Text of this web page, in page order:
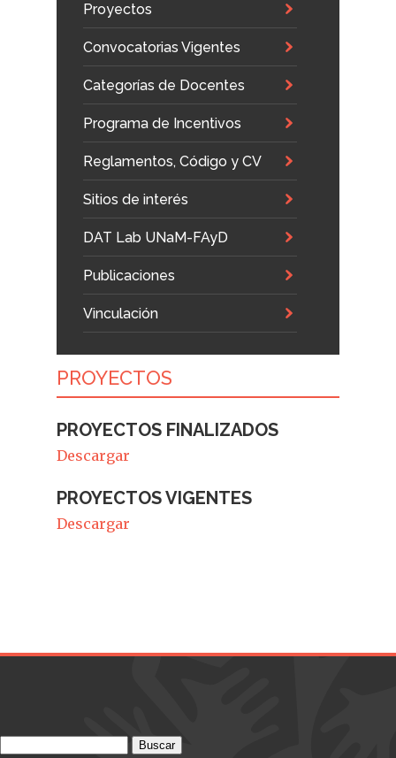
Proyectos
Convocatorias Vigentes
Categorías de Docentes
Programa de Incentivos
Reglamentos, Código y CV
Sitios de interés
DAT Lab UNaM-FAyD
Publicaciones
Vinculación
PROYECTOS
PROYECTOS FINALIZADOS
Descargar
PROYECTOS VIGENTES
Descargar